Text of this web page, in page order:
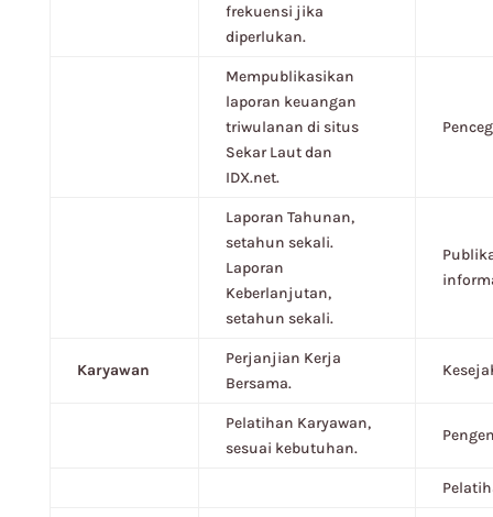
frekuensi jika
diperlukan.
Mempublikasikan
laporan keuangan
triwulanan di situs
Sekar Laut dan
IDX.net.
Laporan Tahunan,
setahun sekali.
Laporan
Keberlanjutan,
setahun sekali.
Karyawan
Perjanjian Kerja
Bersama.
Pelatihan Karyawan,
sesuai kebutuhan.